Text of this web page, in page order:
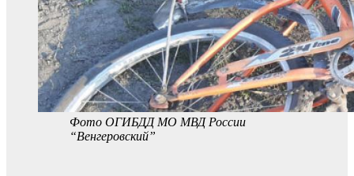
Фото ОГИБДД МО МВД России
“Венгеровский”